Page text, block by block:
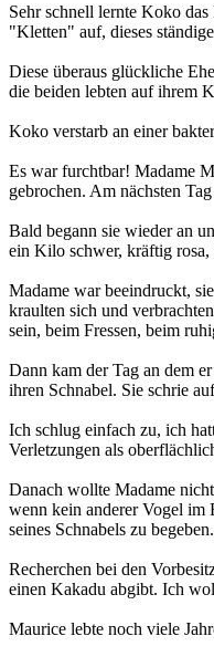
Sehr schnell lernte Koko
"Kletten" auf, dieses
Diese überaus glückliche
die beiden lebten auf ihrem
Koko verstarb an einer
Es war furchtbar! Madame
gebrochen. Am nächsten
Bald begann sie wieder an
ein Kilo schwer, kräftig rosa,
Madame war beeindruckt,
kraulten sich und
sein, beim Fressen, beim
Dann kam der Tag an dem
ihren Schnabel. Sie schrie
Ich schlug einfach zu, ich
Verletzungen als
Danach wollte Madame
wenn kein anderer Vogel im
seines Schnabels zu begeben.
Recherchen bei den
einen Kakadu abgibt. Ich
Maurice lebte noch viele